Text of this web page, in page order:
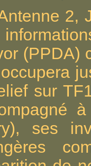
2,
(PPDA)
sur
ses